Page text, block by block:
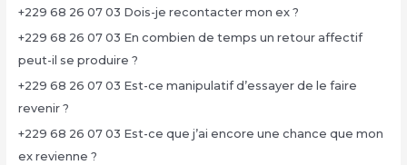
+229 68 26 07 03 Dois-je recontacter mon ex ?
+229 68 26 07 03 En combien de temps un retour affectif
peut-il se produire ?
+229 68 26 07 03 Est-ce manipulatif d’essayer de le faire
revenir ?
+229 68 26 07 03 Est-ce que j’ai encore une chance que mon
ex revienne ?